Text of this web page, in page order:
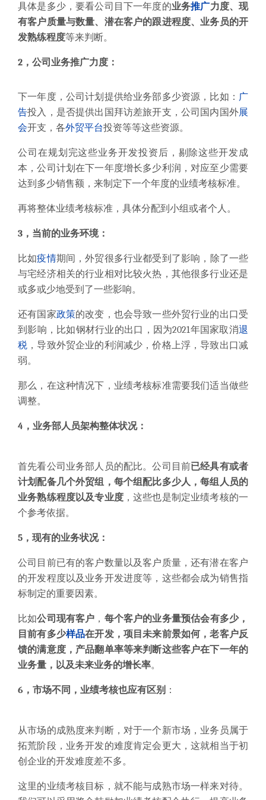
具体是多少，要看公司目 下一年度的业务推广力度、现
有客户质量与数量、潜在客户的跟进程度、业务员的开
发熟练程度等来判断。
2，公司业务推广力度：
下一年度，公司计划提供给业务部多少资源，比如： 广
告投入，是否提供出国拜访差旅开支，公司国内国外展
会开支，各外贸平台投资等等这些资源。
公司在规划完这些业务开发投资后，剔除这些开发成
本，公司计划在下一年度增长多少利润，对应至少需要
达到多少销售额，来制定下一个年度的业绩考核标准。
再将整体业绩考核标准，具体分配到小组或者个人。
3，当前的业务环境：
比如疫情期间，外贸很多行业都受到了影响，除了一些
与宅经济相关的行业相对比较火热，其他很多行业还是
或多或少地受到了一些影响。
还有国家政策的改变，也会导致一些外贸行业的出口受
到影响，比如钢材行业的出口，因为2021年国家取消退
税 ，导致外贸企业的利润减少，价格上浮，导致出口减
弱。
那么，在这种情况下，业绩考核标准需要我们适当做些
调整。
4，业务部人员架构整体状况：
首先看公司业务部人员的配比。公司目前已经具有或者
计划配备几个外贸组，每个组配比多少人，每组人员的
业务熟练程度以及专业度，这些也是制定业绩考核的一
个参考依据。
5，现有的业务状况：
公司目前已有的客户数量以及客户质量，还有潜在客户
的开发程度以及业务开发进度等，这些都会成为销售指
标制定的重要因素。
比如公司现有客户 ， 每个客户的业务量预估会有多少，
目前有多少样品在开发，项目未来前景如何，老客户反
馈的满意度，产品翻单率等来判断这些客户在下一年的
业务量，以及未来业务的增长率。
6，市场不同，业绩考核也应有区别 ：
从市场的成熟度来判断，对于一个新市场，业务员属于
拓荒阶段，业务开发的难度肯定会更大，这就相当于初
创企业的开发难度差不多。
这里的业绩考核目标，就不能与成熟市场一样来对待。